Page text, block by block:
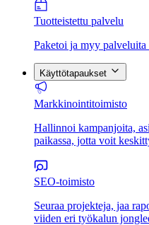
Tuotteistettu palvelu
Paketoi ja myy palveluita
Käyttötapaukset
Markkinointitoimisto
Hallinnoi kampanjoita,
paikassa, jotta voit
SEO-toimisto
Seuraa projekteja, jaa
viiden eri työkalun